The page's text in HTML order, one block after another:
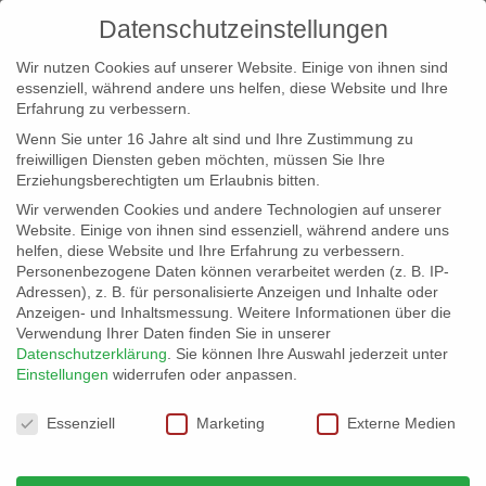
info@erfolgreich-events.de
+4940 46 777 230
07051_19
Datenschutzeinstellungen
Wir nutzen Cookies auf unserer Website. Einige von ihnen sind
essenziell, während andere uns helfen, diese Website und Ihre
Erfahrung zu verbessern.
Wenn Sie unter 16 Jahre alt sind und Ihre Zustimmung zu
freiwilligen Diensten geben möchten, müssen Sie Ihre
Erziehungsberechtigten um Erlaubnis bitten.
Wir verwenden Cookies und andere Technologien auf unserer
Website. Einige von ihnen sind essenziell, während andere uns
helfen, diese Website und Ihre Erfahrung zu verbessern.
Personenbezogene Daten können verarbeitet werden (z. B. IP-
Adressen), z. B. für personalisierte Anzeigen und Inhalte oder
Anzeigen- und Inhaltsmessung. Weitere Informationen über die
Verwendung Ihrer Daten finden Sie in unserer
Datenschutzerklärung
Sie können Ihre Auswahl jederzeit unter
Einstellungen widerrufen oder anpassen.
Datenschutzeinstellungen
Essenziell Marketing Externe Medien